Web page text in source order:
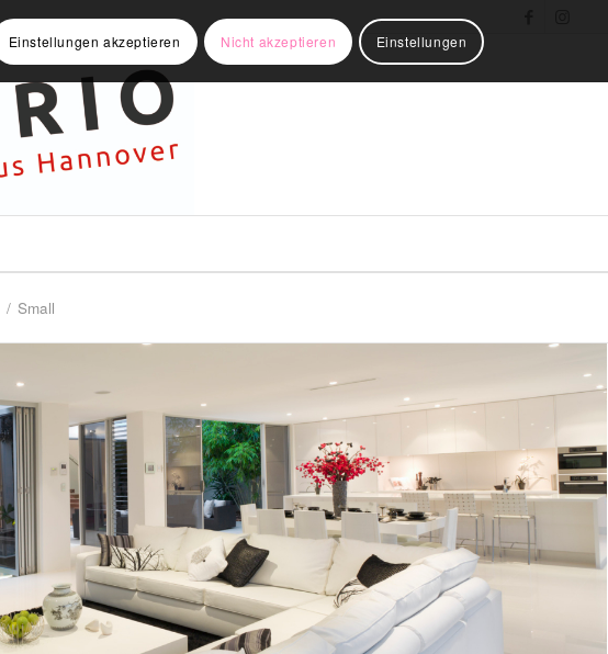
/ Small
Einstellungen akzeptieren Nicht akzeptieren Einstellungen